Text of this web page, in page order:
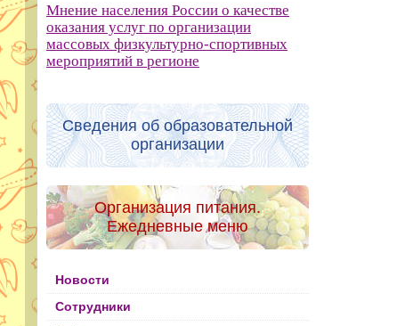
Мнение населения России о качестве
оказания услуг по организации
массовых физкультурно-спортивных
мероприятий в регионе
Сведения об образовательной
организации
Организация питания.
Ежедневные меню
Новости
Сотрудники